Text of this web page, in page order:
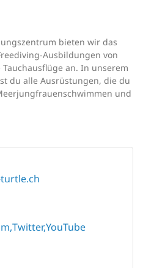
bieten wir das
Ausbildungen von
an. In unserem
du alle Ausrüstungen, die du
und
TwitterYouTube